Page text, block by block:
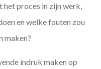
het proces in zijn werk,
en welke fouten zou
maken?
indruk maken op